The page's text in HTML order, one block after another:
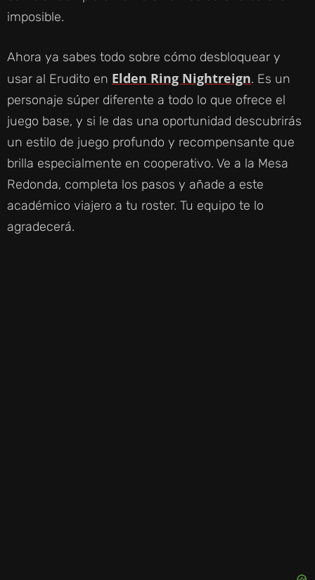
imposible.
Ahora ya sabes todo sobre cómo desbloquear y
usar al Erudito en Elden Ring Nightreign. Es un
personaje súper diferente a todo lo que ofrece el
juego base, y si le das una oportunidad descubrirás
un estilo de juego profundo y recompensante que
brilla especialmente en cooperativo. Ve a la Mesa
Redonda, completa los pasos y añade a este
académico viajero a tu roster. Tu equipo te lo
agradecerá.